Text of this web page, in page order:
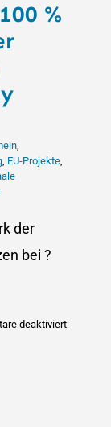
%
,
, EU-Projekte,
der
bei ?
deaktiviertfür